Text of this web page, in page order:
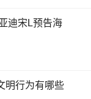
迪宋L预告海
明行为有哪些